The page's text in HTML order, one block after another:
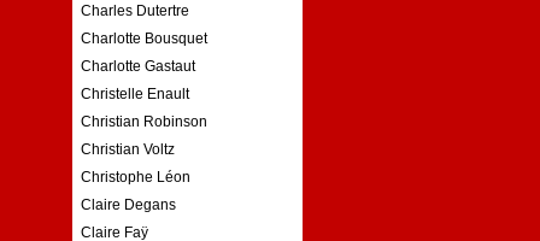
Charles Dutertre
Charlotte Bousquet
Charlotte Gastaut
Christelle Enault
Christian Robinson
Christian Voltz
Christophe Léon
Claire Degans
Claire Faÿ